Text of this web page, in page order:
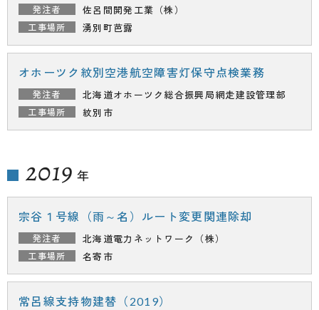
佐呂間開発工業（株）
湧別町芭露
北海道オホーツク総合振興局網走建設管理部
オホーツク紋別空港航空障害灯保守点検業務
紋別市
2019 年
北海道電力ネットワーク（株）
宗谷１号線（雨～名）ルート変更関連除却
名寄市
常呂線支持物建替（2019）